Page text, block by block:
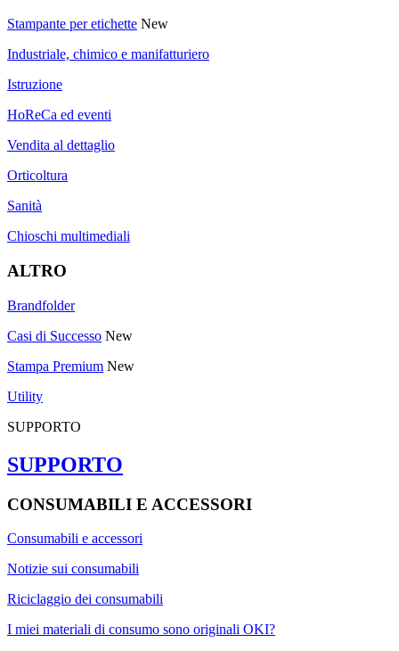
Stampante per etichette New
Industriale, chimico e manifatturiero
Istruzione
HoReCa ed eventi
Vendita al dettaglio
Orticoltura
Sanità
Chioschi multimediali
ALTRO
Brandfolder
Casi di Successo New
Stampa Premium New
Utility
SUPPORTO
SUPPORTO
CONSUMABILI E ACCESSORI
Consumabili e accessori
Notizie sui consumabili
Riciclaggio dei consumabili
I miei materiali di consumo sono originali OKI?